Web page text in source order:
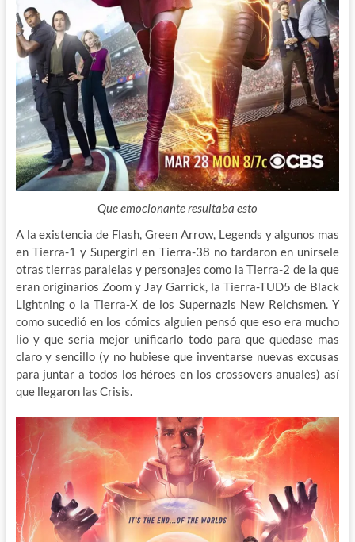
Que emocionante resultaba esto
A la existencia de Flash, Green Arrow, Legends y algunos mas
en Tierra-1 y Supergirl en Tierra-38 no tardaron en unirsele
otras tierras paralelas y personajes como la Tierra-2 de la que
eran originarios Zoom y Jay Garrick, la Tierra-TUD5 de Black
Lightning o la Tierra-X de los Supernazis New Reichsmen. Y
como sucedió en los cómics alguien pensó que eso era mucho
lio y que seria mejor unificarlo todo para que quedase mas
claro y sencillo (y no hubiese que inventarse nuevas excusas
para juntar a todos los héroes en los crossovers anuales) así
que llegaron las Crisis.